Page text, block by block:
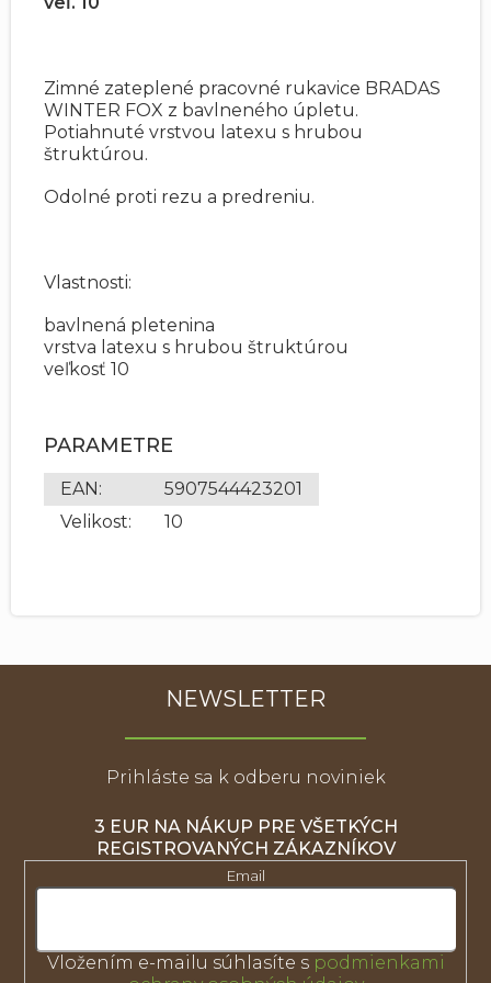
Zimné zateplené pracovné rukavice BRADAS
WINTER FOX z bavlneného úpletu.
Potiahnuté vrstvou latexu s hrubou
štruktúrou.
Odolné proti rezu a predreniu.
Vlastnosti:
bavlnená pletenina
vrstva latexu s hrubou štruktúrou
veľkosť 10
PARAMETRE
EAN:
5907544423201
Velikost: 10
NEWSLETTER
Prihláste sa k odberu noviniek
3 EUR NA NÁKUP PRE VŠETKÝCH
REGISTROVANÝCH ZÁKAZNÍKOV
Email
Vložením e-mailu súhlasíte s podmienkami